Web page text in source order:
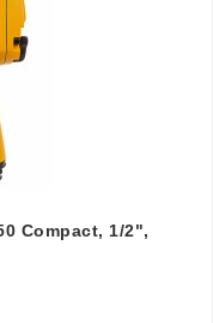
Compact, 1/2",